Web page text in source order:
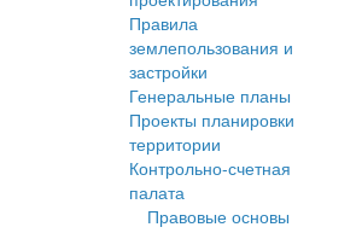
Правила
землепользования и
застройки
Генеральные планы
Проекты планировки
территории
Контрольно-счетная
палата
Правовые основы